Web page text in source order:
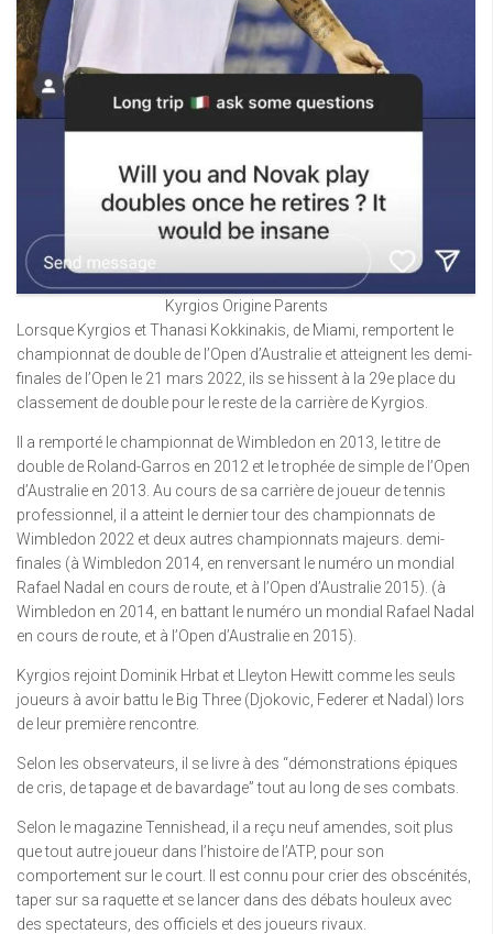
Kyrgios Origine Parents
Lorsque Kyrgios et Thanasi Kokkinakis, de Miami, remportent le
championnat de double de l’Open d’Australie et atteignent les demi-
finales de l’Open le 21 mars 2022, ils se hissent à la 29e place du
classement de double pour le reste de la carrière de Kyrgios.
Il a remporté le championnat de Wimbledon en 2013, le titre de
double de Roland-Garros en 2012 et le trophée de simple de l’Open
d’Australie en 2013. Au cours de sa carrière de joueur de tennis
professionnel, il a atteint le dernier tour des championnats de
Wimbledon 2022 et deux autres championnats majeurs. demi-
finales (à Wimbledon 2014, en renversant le numéro un mondial
Rafael Nadal en cours de route, et à l’Open d’Australie 2015). (à
Wimbledon en 2014, en battant le numéro un mondial Rafael Nadal
en cours de route, et à l’Open d’Australie en 2015).
Kyrgios rejoint Dominik Hrbat et Lleyton Hewitt comme les seuls
joueurs à avoir battu le Big Three (Djokovic, Federer et Nadal) lors
de leur première rencontre.
Selon les observateurs, il se livre à des “démonstrations épiques
de cris, de tapage et de bavardage” tout au long de ses combats.
Selon le magazine Tennishead, il a reçu neuf amendes, soit plus
que tout autre joueur dans l’histoire de l’ATP, pour son
comportement sur le court. Il est connu pour crier des obscénités,
taper sur sa raquette et se lancer dans des débats houleux avec
des spectateurs, des officiels et des joueurs rivaux.